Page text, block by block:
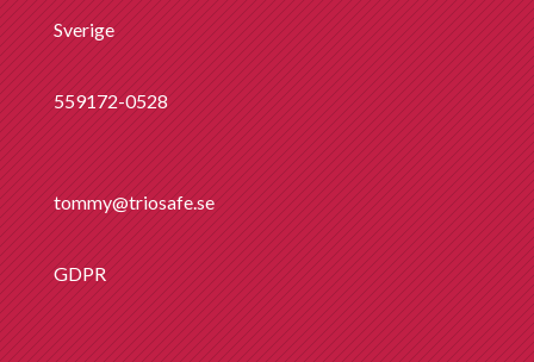
Sverige
559172-0528
tommy@triosafe.se
GDPR